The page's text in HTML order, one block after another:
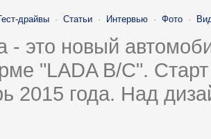
драйвы · Статьи · Интервью · Фото ·
- это новый
"LADA B/C".
2015 года. Над